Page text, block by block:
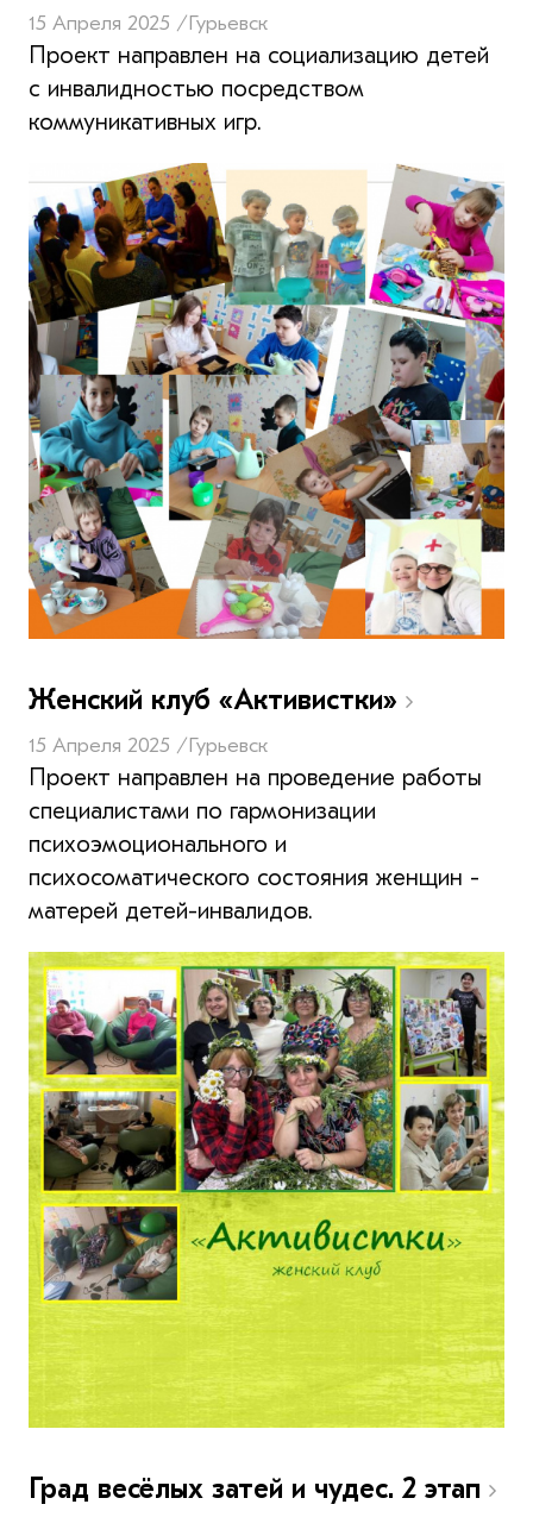
15 Апреля 2025 /Гурьевск
Проект направлен на социализацию детей
с инвалидностью посредством
коммуникативных игр.
Женский клуб «Активистки»
15 Апреля 2025 /Гурьевск
Проект направлен на проведение работы
специалистами по гармонизации
психоэмоционального и
психосоматического состояния женщин -
матерей детей-инвалидов.
Град весёлых затей и чудес. 2 этап